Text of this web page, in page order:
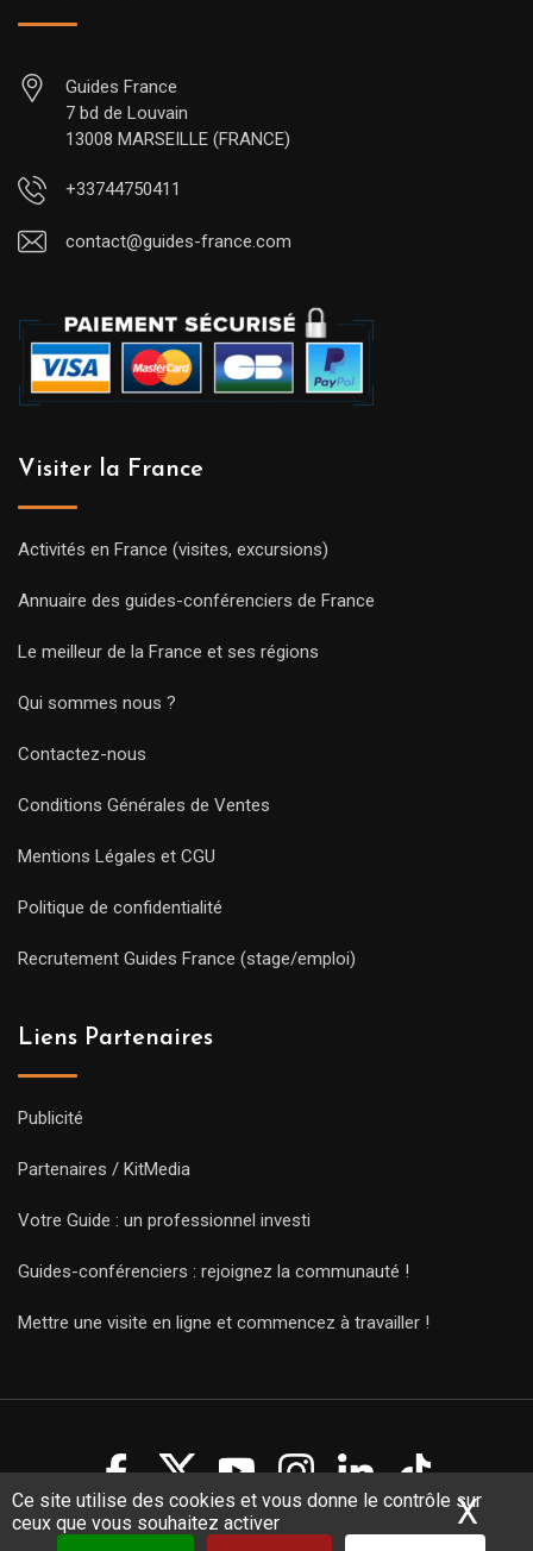
Ce site utilise des cookies et vous donne le contrôle sur
ceux que vous souhaitez activer
X
Guides France
7 bd de Louvain
13008 MARSEILLE (FRANCE)
+33744750411
contact@guides-france.com
Visiter la France
Activités en France (visites, excursions)
Annuaire des guides-conférenciers de France
Le meilleur de la France et ses régions
Qui sommes nous ?
Contactez-nous
Conditions Générales de Ventes
Mentions Légales et CGU
Politique de confidentialité
Recrutement Guides France (stage/emploi)
Liens Partenaires
Publicité
Partenaires / KitMedia
Votre Guide : un professionnel investi
Guides-conférenciers : rejoignez la communauté !
Mettre une visite en ligne et commencez à travailler !
Copyright Guides 2021. Tous droits réservés.
Développement